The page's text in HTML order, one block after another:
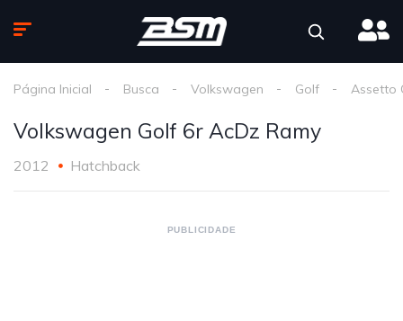
Página Inicial Busca Volkswagen Golf Assetto
Volkswagen Golf 6r AcDz Ramy
2012 Hatchback
PUBLICIDADE